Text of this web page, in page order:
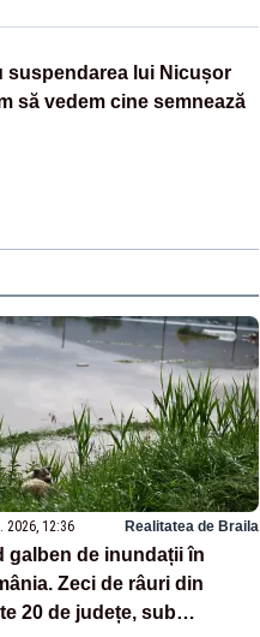
suspendarea lui Nicușor
să vedem cine semnează
2026, 12:36 Realitatea de Braila
galben de inundații în
Zeci de râuri din
20 de județe, sub